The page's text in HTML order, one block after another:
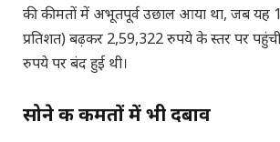
की कीमतों में अभूतपूर्व उछाल आया था, जब यह
प्रतिशत) बढ़कर 2,59,322 रुपये के स्तर पर
रुपये पर बंद हुई थी।
सोने की कीमतों में भी दबाव